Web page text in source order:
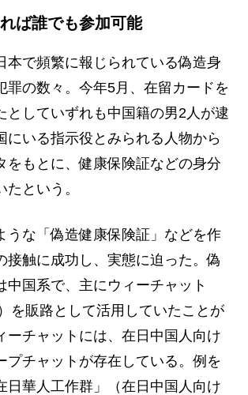
ば誰でも参加可能
で頻繁に報じられている偽造身
罪の数々。今年5月、在留カードを
としていずれも中国籍の男2人が逮
にいる指示役とみられる人物から
をもとに、健康保険証などの身分
という。
な「偽造健康保険証」などを作
接触に成功し、実態に迫った。偽
中国系で、主にウィーチャット
を販路として活用していたことが
ーチャットには、在日中国人向け
プチャットが存在している。例を
日華人工作群」（在日中国人向け